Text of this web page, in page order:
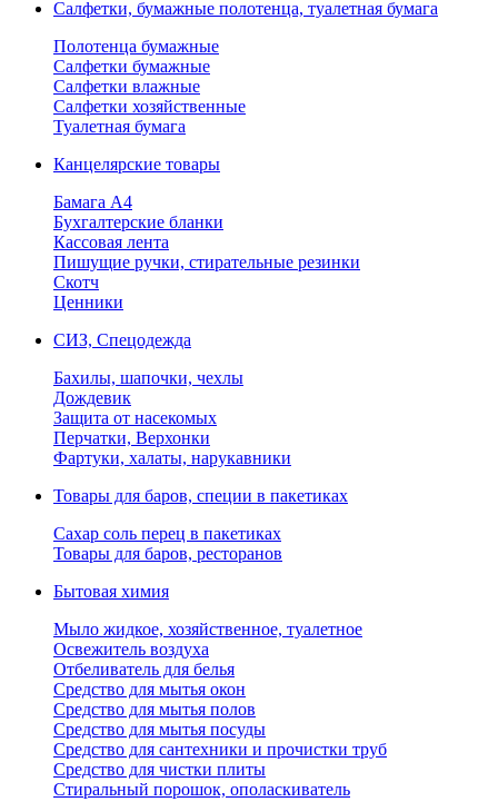
Салфетки, бумажные полотенца, туалетная бумага
Полотенца бумажные
Салфетки бумажные
Салфетки влажные
Салфетки хозяйственные
Туалетная бумага
Канцелярские товары
Бамага А4
Бухгалтерские бланки
Кассовая лента
Пишущие ручки, стирательные резинки
Скотч
Ценники
СИЗ, Спецодежда
Бахилы, шапочки, чехлы
Дождевик
Защита от насекомых
Перчатки, Верхонки
Фартуки, халаты, нарукавники
Товары для баров, специи в пакетиках
Сахар соль перец в пакетиках
Товары для баров, ресторанов
Бытовая химия
Мыло жидкое, хозяйственное, туалетное
Освежитель воздуха
Отбеливатель для белья
Средство для мытья окон
Средство для мытья полов
Средство для мытья посуды
Средство для сантехники и прочистки труб
Средство для чистки плиты
Стиральный порошок, ополаскиватель